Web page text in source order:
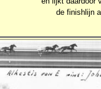
de finishlijn